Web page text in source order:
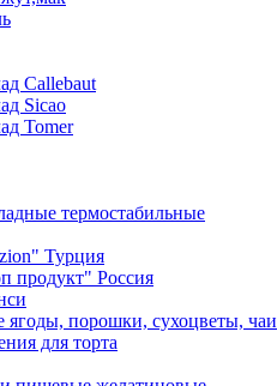
Callebaut
Sicao
Tomer
термостабильные
Турция
продукт" Россия
порошки, сухоцветы, чаи
для торта